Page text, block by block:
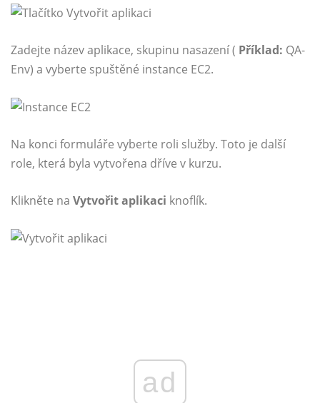
Zadejte název aplikace, skupinu nasazení ( Příklad: QA-
Env) a vyberte spuštěné instance EC2.
Na konci formuláře vyberte roli služby. Toto je další
role, která byla vytvořena dříve v kurzu.
Klikněte na Vytvořit aplikaci knoflík.
ad